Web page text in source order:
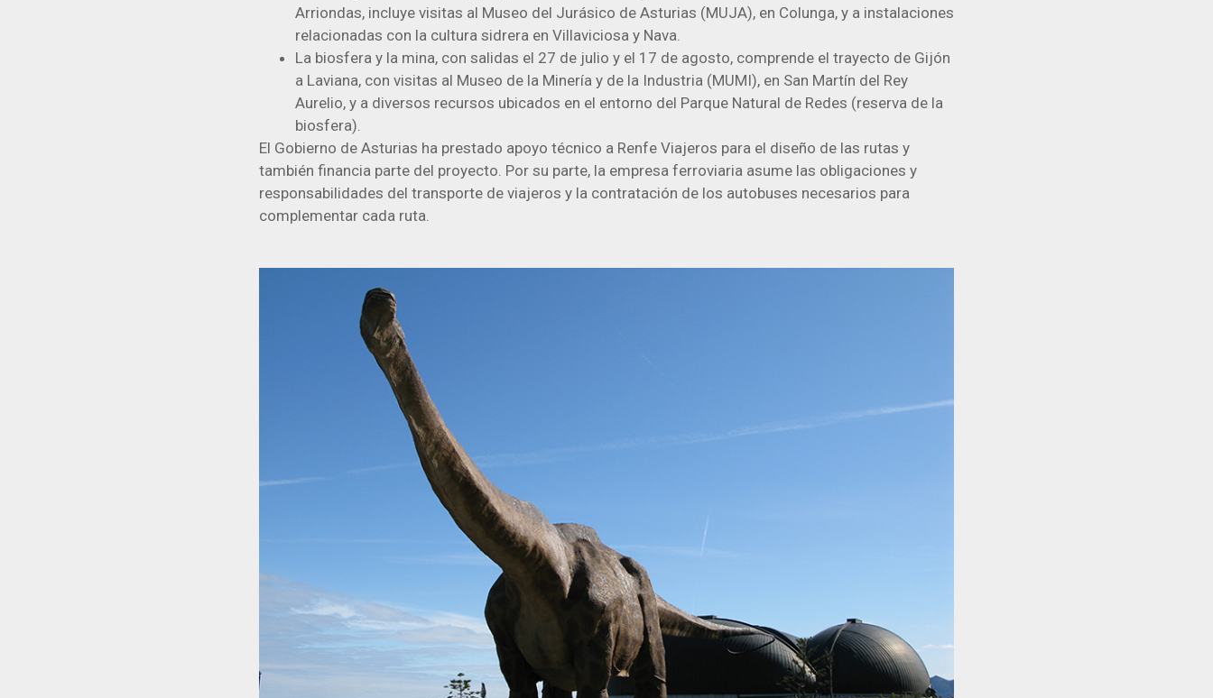
Arriondas, incluye visitas al Museo del Jurásico de Asturias (MUJA), en Colunga, y a instalaciones
relacionadas con la cultura sidrera en Villaviciosa y Nava.
La biosfera y la mina, con salidas el 27 de julio y el 17 de agosto, comprende el trayecto de Gijón
a Laviana, con visitas al Museo de la Minería y de la Industria (MUMI), en San Martín del Rey
Aurelio, y a diversos recursos ubicados en el entorno del Parque Natural de Redes (reserva de la
biosfera).
El Gobierno de Asturias ha prestado apoyo técnico a Renfe Viajeros para el diseño de las rutas y
también financia parte del proyecto. Por su parte, la empresa ferroviaria asume las obligaciones y
responsabilidades del transporte de viajeros y la contratación de los autobuses necesarios para
complementar cada ruta.